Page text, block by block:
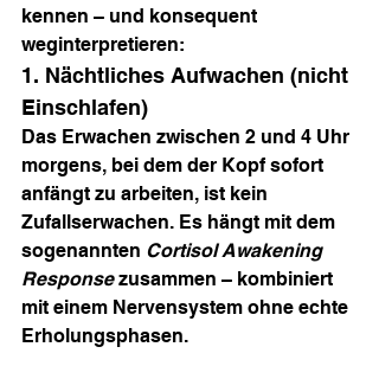
kennen – und konsequent
weginterpretieren:
1. Nächtliches Aufwachen (nicht
Einschlafen)
Das Erwachen zwischen 2 und 4 Uhr
morgens, bei dem der Kopf sofort
anfängt zu arbeiten, ist kein
Zufallserwachen. Es hängt mit dem
sogenannten Cortisol Awakening
Response zusammen – kombiniert
mit einem Nervensystem ohne echte
Erholungsphasen.